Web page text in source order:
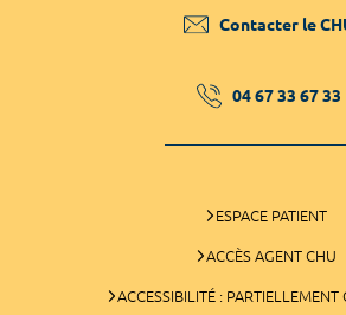
Contacter le
04 67 33 67 33
ESPACE PATIENT
ACCÈS AGENT CHU
ACCESSIBILITÉ :